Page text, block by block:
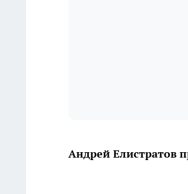
Андрей Елистратов